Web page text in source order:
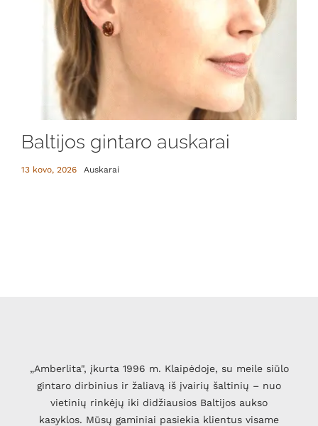
Baltijos gintaro auskarai
13 kovo, 2026 Auskarai
„Amberlita", įkurta 1996 m. Klaipėdoje, su meile siūlo
gintaro dirbinius ir žaliavą iš įvairių šaltinių – nuo
vietinių rinkėjų iki didžiausios Baltijos aukso
kasyklos. Mūsų gaminiai pasiekia klientus visame